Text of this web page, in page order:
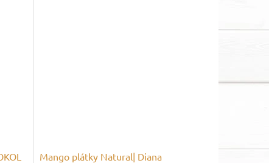
Mango plátky Natural| Diana